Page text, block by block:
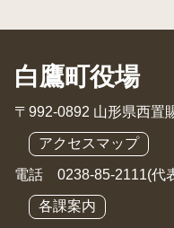
白鷹町役場
〒992-0892 山形県西置
アクセスマップ
電話 0238-85-2111(
各課案内